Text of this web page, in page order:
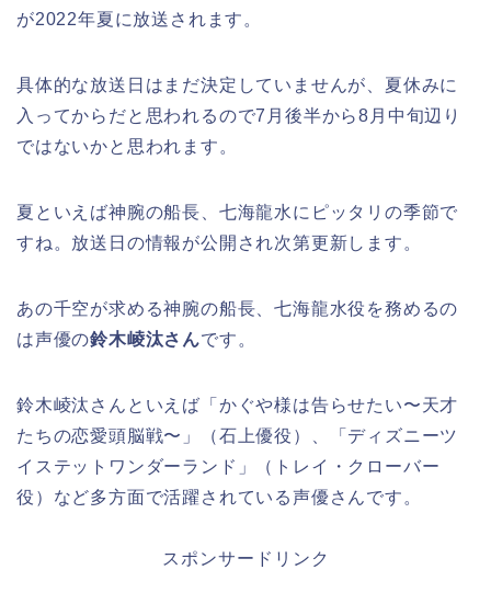
が2022年夏に放送されます。
具体的な放送日はまだ決定していませんが、夏休みに
入ってからだと思われるので7月後半から8月中旬辺り
ではないかと思われます。
夏といえば神腕の船長、七海龍水にピッタリの季節で
すね。放送日の情報が公開され次第更新します。
あの千空が求める神腕の船長、七海龍水役を務めるの
は声優の鈴木崚汰さんです。
鈴木崚汰さんといえば「かぐや様は告らせたい〜天才
たちの恋愛頭脳戦〜」（石上優役）、「ディズニーツ
イステットワンダーランド」（トレイ・クローバー
役）など多方面で活躍されている声優さんです。
スポンサードリンク